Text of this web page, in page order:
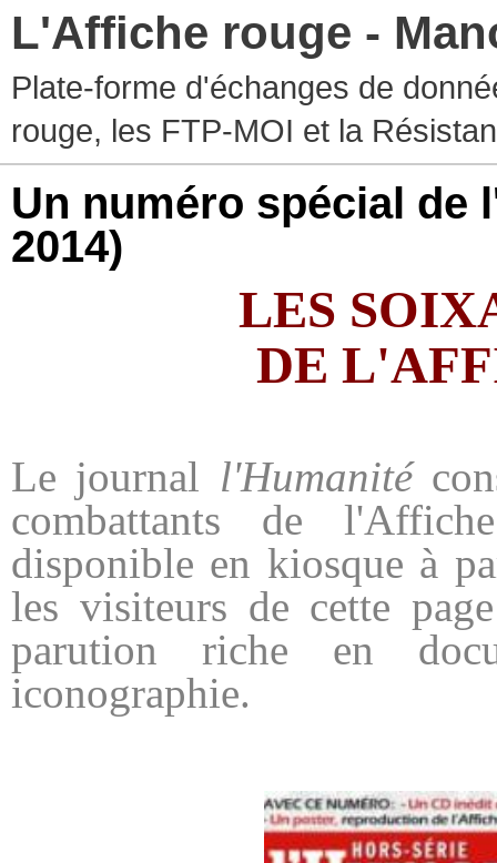
L'Affiche rouge -
Plate-forme d'échanges de
rouge, les FTP-MOI et la
Un numéro spécial de
2014)
LES
DE
Le journal l'Humanité
combattants de
disponible en kiosque à
les visiteurs de cette
parution riche en
iconographie.